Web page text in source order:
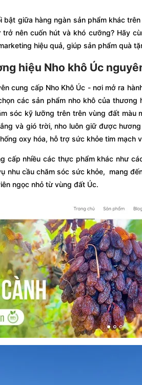
bật giữa hàng ngàn sản phẩm khác
nên cuốn hút và khó cưỡng? Hãy
hiệu quả, giúp sản phẩm quà
hiệu Nho khô Úc
cung cấp Nho Khô Úc - nơi mở ra
các sản phẩm nho khô của
sóc kỹ lưỡng trên trên vùng đất màu
và gió trời, nho luôn giữ được
oxy hóa, hỗ trợ sức khỏe tim mạch
cấp nhiều các thực phẩm khác như
nhu cầu chăm sóc sức khỏe, mang
ngọc nhỏ từ vùng đất Úc.